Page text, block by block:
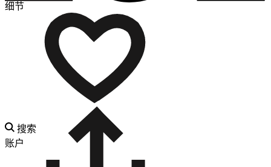
搜索
账户
细节